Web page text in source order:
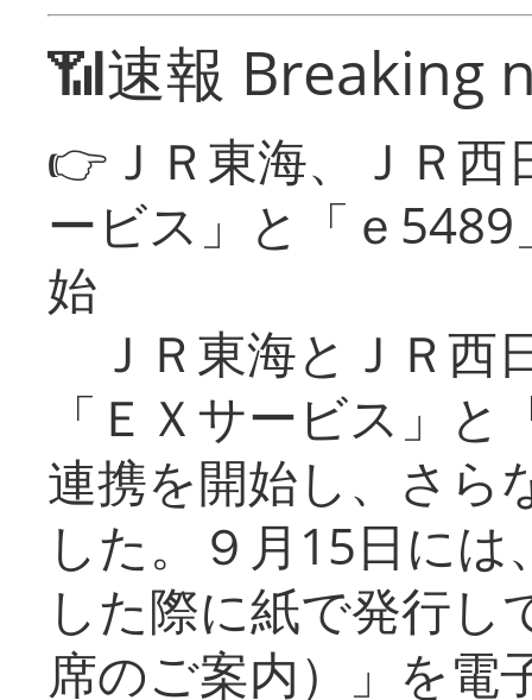
📶速報 Breaking
👉ＪＲ東海、ＪＲ
ービス」と「ｅ
始
ＪＲ東海とＪＲ西
「ＥＸサービス」
連携を開始し、さら
した。９月15日に
した際に紙で発行し
席のご案内）」を電